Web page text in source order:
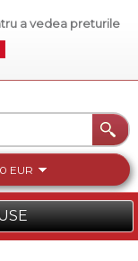
a vedea preturile
EUR